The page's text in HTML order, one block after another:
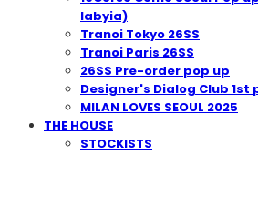
Iabyia)
Tranoi Tokyo 26SS
Tranoi Paris 26SS
26SS Pre-order pop up
Designer's Dialog Club 1st
MILAN LOVES SEOUL 2025
THE HOUSE
STOCKISTS